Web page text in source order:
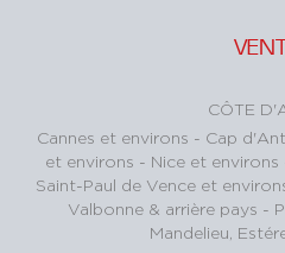
CÔTE
Cannes et environs - Cap
et environs - Nice et environs
Saint-Paul de Vence et
Valbonne & arrière pays -
Mandelieu,